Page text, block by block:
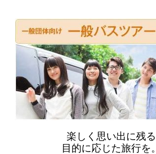
楽しく思い出に残る
目的に応じた旅行を。